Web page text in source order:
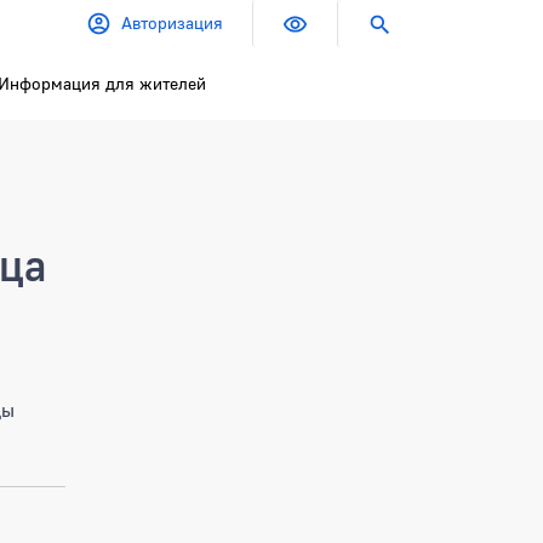
Авторизация
Информация для жителей